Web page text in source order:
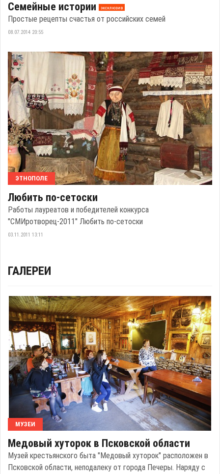
Семейные истории эксклюзив
Простые рецепты счастья от российских семей
08.07.2014 20:55
ЭТНОПОЛЕ
Любить по-сетоски
Работы лауреатов и победителей конкурса
"СМИротворец-2011" Любить по-сетоски
03.11.2011 13:11
ГАЛЕРЕИ
МУЗЕИ
Медовый хуторок в Псковской области
Музей крестьянского быта "Медовый хуторок" расположен в
Псковской области, неподалеку от города Печеры. Наряду с